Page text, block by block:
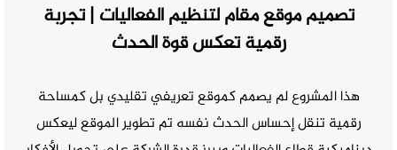
تصميم موقع مقام لتنظيم الفعاليات | تجربة
رقمية تعكس قوة الحدث
هذا المشروع لم يصمم كموقع تعريفي تقليدي بل كمساحة
رقمية تنقل إحساس الحدث نفسه تم تطوير الموقع ليعكس